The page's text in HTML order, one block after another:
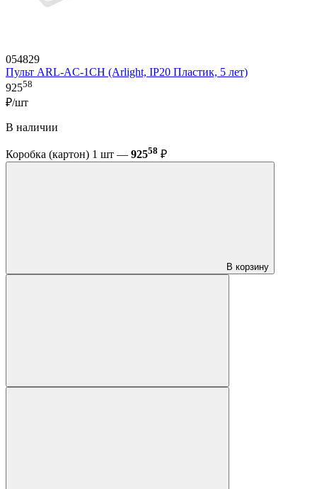
054829
Пульт ARL-AC-1CH (Arlight, IP20 Пластик, 5 лет)
92558
₽/шт
В наличии
Коробка (картон) 1 шт — 92558 ₽
В корзину